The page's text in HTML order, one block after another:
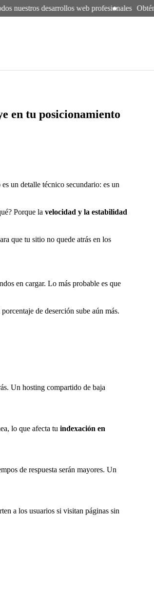
nuestros desarrollos web profesionales Obtén
en tu posicionamiento
es un detalle técnico secundario: es un
Porque la velocidad y la estabilidad
que tu sitio no quede atrás en los
en cargar. Lo más probable es que
de deserción sube aún más.
Un hosting compartido de baja
lo que afecta tu indexación en
de respuesta serán mayores. Un
a los usuarios si visitan páginas sin